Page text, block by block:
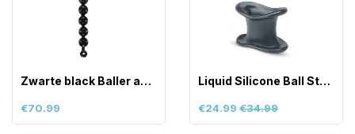
Zwarte black Baller anale ballen
€70.99
Liquid Silicone Ball Stretcher
€24.99 €34.99